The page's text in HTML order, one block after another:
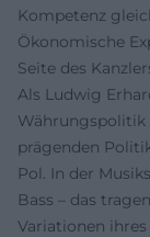
Kompetenz
Ökonomische
Seite des
Als Ludwig
Währungspolitik
prägenden
Pol. In der
Bass – das
Variationen